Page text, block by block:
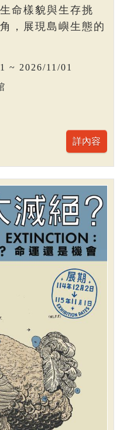
命樣貌與生存挑
，展現島嶼生態的
~ 2026/11/01